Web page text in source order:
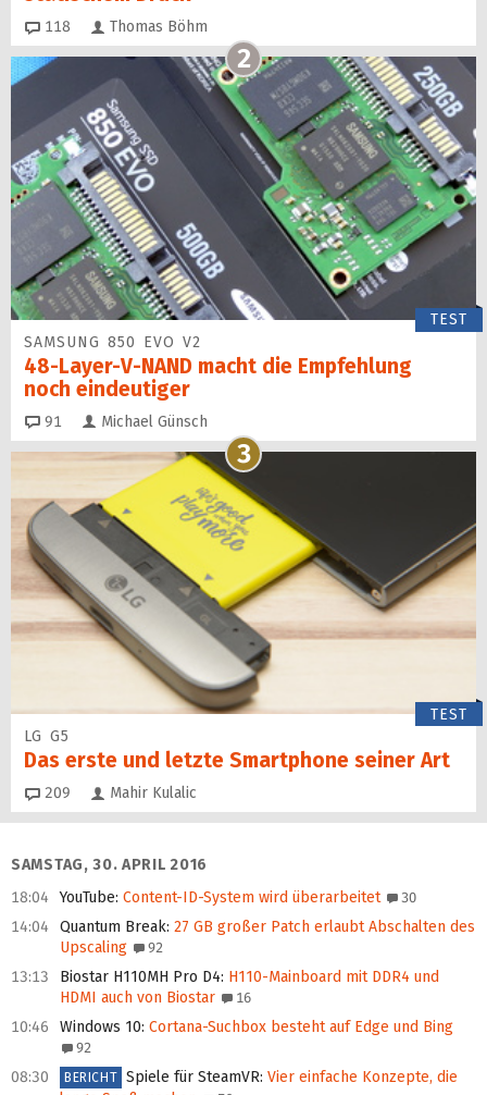
118 Kommentare
Thomas Böhm
2
TEST
SAMSUNG 850 EVO V2
48-Layer-V-NAND macht die Empfehlung
noch eindeutiger
91 Kommentare
Michael Günsch
3
TEST
LG G5
Das erste und letzte Smartphone seiner Art
209 Kommentare
Mahir Kulalic
SAMSTAG, 30. APRIL 2016
18:04
YouTube: Content-ID-System wird überarbeitet 30
14:04 Quantum Break: 27 GB großer Patch erlaubt Abschalten des
Upscaling
92
13:13 Biostar H110MH Pro D4: H110-Mainboard mit DDR4 und
HDMI auch von Biostar
16
10:46 Windows 10: Cortana-Suchbox besteht auf Edge und Bing
92
08:30 BERICHT Spiele für SteamVR: Vier einfache Konzepte, die